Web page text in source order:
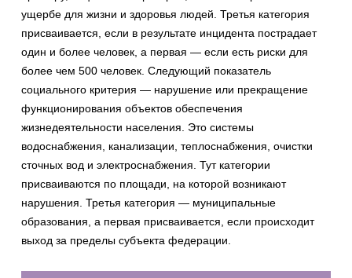
ущербе для жизни и здоровья людей. Третья категория
присваивается, если в результате инцидента пострадает
один и более человек, а первая — если есть риски для
более чем 500 человек. Следующий показатель
социального критерия — нарушение или прекращение
функционирования объектов обеспечения
жизнедеятельности населения. Это системы
водоснабжения, канализации, теплоснабжения, очистки
сточных вод и электроснабжения. Тут категории
присваиваются по площади, на которой возникают
нарушения. Третья категория — муниципальные
образования, а первая присваивается, если происходит
выход за пределы субъекта федерации.